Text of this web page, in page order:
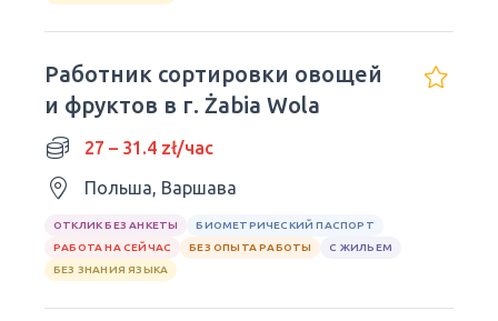
Работник сортировки овощей
и фруктов в г. Żabia Wola
27 – 31.4 zł/час
Польша, Варшава
ОТКЛИК БЕЗ АНКЕТЫ
БИОМЕТРИЧЕСКИЙ ПАСПОРТ
РАБОТА НА СЕЙЧАС
БЕЗ ОПЫТА РАБОТЫ
С ЖИЛЬЕМ
БЕЗ ЗНАНИЯ ЯЗЫКА